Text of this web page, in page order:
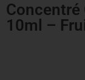
Concentré
10ml –